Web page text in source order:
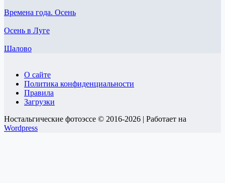
Времена года. Осень
Осень в Луге
Шалово
О сайте
Политика конфиденциальности
Правила
Загрузки
Ностальгические фотоэссе © 2016-2026 | Работает на
Wordpress